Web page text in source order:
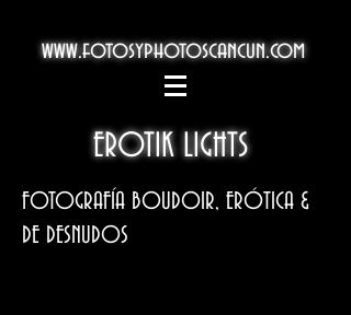
www.fotosyphotoscancun.com
EROTIK LIGHTS
FOTOGRAFÍA BOUDOIR, ERÓTICA &
DE DESNUDOS